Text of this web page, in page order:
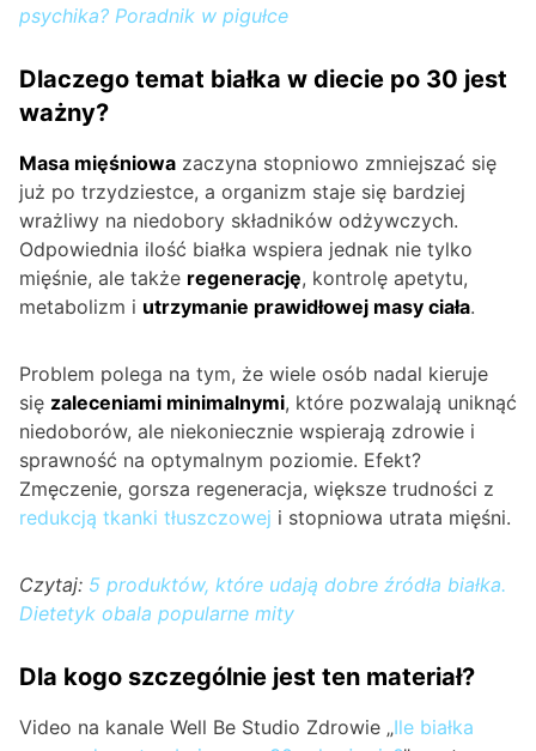
psychika? Poradnik w pigułce
Dlaczego temat białka w diecie po 30 jest
ważny?
Masa mięśniowa zaczyna stopniowo zmniejszać się
już po trzydziestce, a organizm staje się bardziej
wrażliwy na niedobory składników odżywczych.
Odpowiednia ilość białka wspiera jednak nie tylko
mięśnie, ale także regenerację, kontrolę apetytu,
metabolizm i utrzymanie prawidłowej masy ciała.
Problem polega na tym, że wiele osób nadal kieruje
się zaleceniami minimalnymi, które pozwalają uniknąć
niedoborów, ale niekoniecznie wspierają zdrowie i
sprawność na optymalnym poziomie. Efekt?
Zmęczenie, gorsza regeneracja, większe trudności z
redukcją tkanki tłuszczowej i stopniowa utrata mięśni.
Czytaj: 5 produktów, które udają dobre źródła białka.
Dietetyk obala popularne mity
Dla kogo szczególnie jest ten materiał?
Video na kanale Well Be Studio Zdrowie „Ile białka